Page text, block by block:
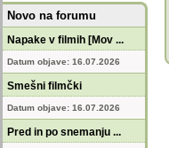
Novo na forumu
Napake v filmih [Mov ...
Datum objave: 16.07.2026
Smešni filmčki
Datum objave: 16.07.2026
Pred in po snemanju ...